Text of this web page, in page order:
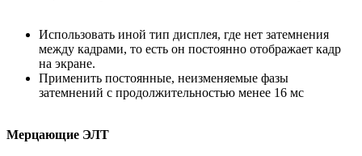
Использовать иной тип дисплея, где нет затемнения
между кадрами, то есть он постоянно отображает кадр
на экране.
Применить постоянные, неизменяемые фазы
затемнений с продолжительностью менее 16 мс
Мерцающие ЭЛТ